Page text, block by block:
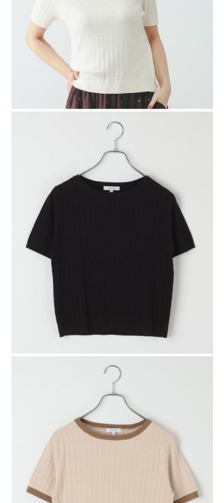
1.本服務係由「台灣大哥大股份有限公司」（以下簡稱本公司）所提供，讓
用戶於交易時，得透過本服務購買商品或服務，並由商店將買賣／分期付款
買賣價金債權讓與本公司後，依約使用本公司帳單繳交帳款。
2.基於同意付款使用「大哥付你分期」之契約關係目的，商店將以您的個人
資料（包含姓名、電話或地址）提供予台灣大哥大進項蒐集、處理及利用，
由本公司與您本人進行分期帳單所需資料之確認、核對及更正。
3.完整用戶服務條款，請詳閱以下連結：
https://oppay.tw/userRule
３．收到繳費通知簡訊後14天內，點擊此簡訊中的連結，可透過四大超商／
ATM／網路銀行／等多元方式進行付款，方視為交易完成。
※ 請注意：結帳手續完成當下不需立刻繳費，但若您需要取消訂單，請聯絡
購買商品的店家。未經商家同意取消之訂單仍視為有效，需透過AFTEE先享
後付繳納相關費用。
※ 交易是否成功請以「AFTEE先享後付 」之結帳頁面顯示為準，若有關於
是否繳費成功／繳費後需取消欲退款等相關疑問，請聯繫「AFTEE先享後付
客戶支援中心」
https://netprotections.freshdesk.com/support/home
１．透過由恩沛科技股份有限公司提供之「AFTEE先享後付」服務完成之交
易，需依本服務之必要範圍內提供個人資料，並將交易相關給付款項請求債
權轉讓予恩沛科技股份有限公司。
２．關於個人資料處理事宜，請瀏覽以下網址：
３．未成年的使用者請事先徵得法定代理人或監護人之同意方可使用
「AFTEE先享後付」，若未經同意申辦者引起之損失，本公司不負相關責
４．使用「AFTEE先享後付」時，將依據個別帳號之用戶狀況，依本公司即
時審查核予不同之上限額度；若仍有額度不足之情形，本公司將視審查結果
請求用戶進行身份認證。
５．嚴禁一人註冊多個帳號或使用他人資訊註冊。若發現惡意使用之情形，
恩沛科技股份有限公司將有權停止該用戶之使用額度並採取法律行動。
付款後 7-11取貨
每筆NT$80，滿NT$1,500(含以上)免運費
每筆NT$80，滿NT$1,500(含以上)免運費